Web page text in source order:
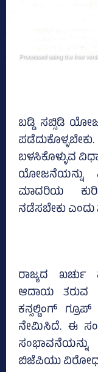
ಬಡ್ಡಿ ಸಬ್ಸಿಡಿ
ಬಳಸಿಕೊಳ್ಳುವ
ಯೋಜನೆಯನ್ನು
ಮಾದರಿಯ
ನಡೆಸಬೇಕು
ರಾಜ್ಯದ ಖರ್ಚು
ಆದಾಯ ತರುವ
ಕನ್ಸಲ್ಟಿಂಗ್
ನೇಮಿಸಿದೆ. ಈ
ಬಿಜೆಪಿಯು ವಿರೋಧ